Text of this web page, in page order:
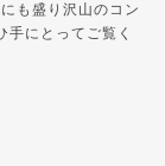
も盛り沢山のコン
手にとってご覧く